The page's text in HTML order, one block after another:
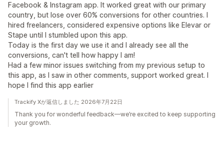
Facebook & Instagram app. It worked great with our primary
country, but lose over 60% conversions for other countries. I
hired freelancers, considered expensive options like Elevar or
Stape until I stumbled upon this app.
Today is the first day we use it and I already see all the
conversions, can't tell how happy I am!
Had a few minor issues switching from my previous setup to
this app, as I saw in other comments, support worked great. I
hope I find this app earlier
Trackify Xが返信しました 2026年7月22日
Thank you for wonderful feedback—we’re excited to keep supporting
your growth.